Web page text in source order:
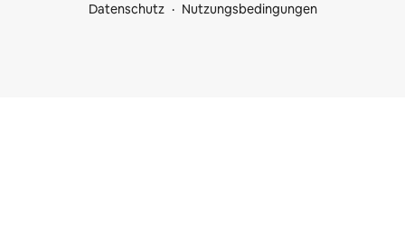
Datenschutz
Nutzungsbedingungen